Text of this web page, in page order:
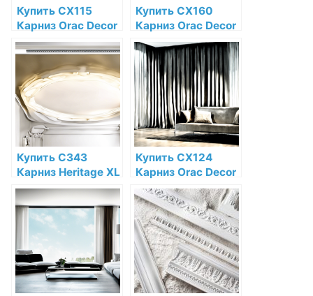
Купить CX115
Карниз Orac Decor
Дюрополимер
Orac Decor по
низкой цене в
интернет-
магазине
Купить CX160
Карниз Orac Decor
Дюрополимер
Orac Decor по
низкой цене в
интернет-
магазине
Купить C343
Карниз Heritage XL
Orac Decor
Полиуретан Orac
Decor по низкой
цене в интернет-
магазине
Купить CX124
Карниз Orac Decor
Дюрополимер
Orac Decor по
низкой цене в
интернет-
магазине